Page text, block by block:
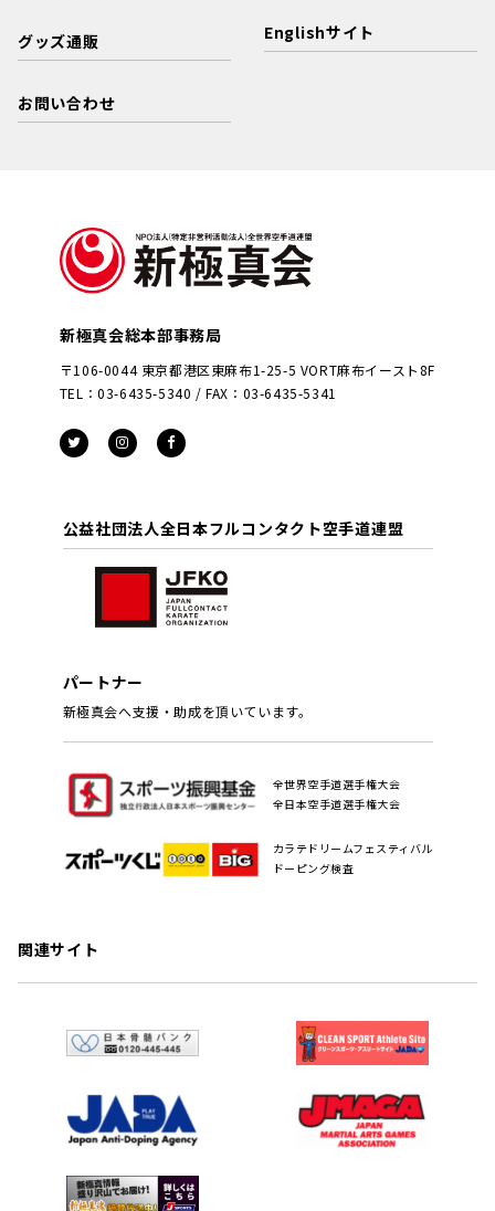
グッズ通販
お問い合わせ
Englishサイト
新極真会総本部事務局
〒106-0044 東京都港区東麻布1-25-5 VORT麻布イースト8F
TEL：03-6435-5340 / FAX：03-6435-5341
公益社団法人全日本フルコンタクト空手道連盟
パートナー
新極真会へ支援・助成を頂いています。
全世界空手道選手権大会
全日本空手道選手権大会
カラテドリームフェスティバル
ドーピング検査
関連サイト